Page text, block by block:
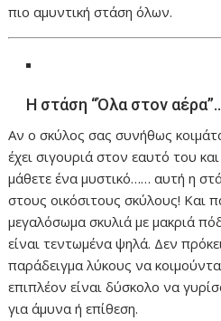
πιο αμυντική στάση όλων.
Η στάση “Όλα στον
Αν ο σκύλος σας συνήθως
έχει σιγουριά στον εαυτό του
μάθετε ένα μυστικό…… αυτή η
στους οικόσιτους σκύλους! Και
μεγαλόσωμα σκυλιά με μακριά
είναι τεντωμένα ψηλά. Δεν
παράδειγμα λύκους να
επιπλέον είναι δύσκολο να
για άμυνα ή επίθεση.